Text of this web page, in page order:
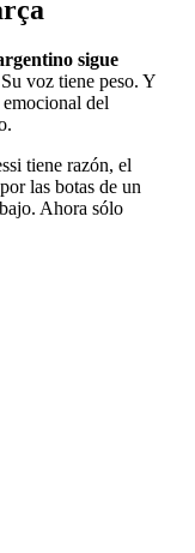
sigue
Su voz tiene peso. Y
del
tiene razón, el
las botas de un
Ahora sólo